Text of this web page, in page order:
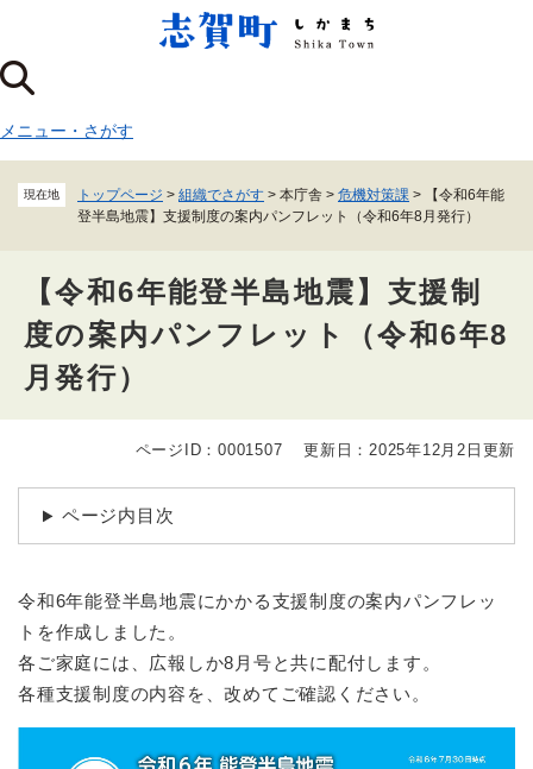
ジ
の
頭
で
メニューを飛ばして本文へ
メニュー ・ さがす
現在地 トップページ > 組織でさがす > 本庁舎 > 危機対策課 >
【令和6年能
登半島地震】支援制度の案内パンフレット（令和6年8月発行）
【令和6年能登半島地震】支援制
度の案内パンフレット（令和6年8
月発行）
文
ページID：0001507 更新日：2025年12月2日更新
ページ内目次
令和6年能登半島地震にかかる支援制度の案内パンフレッ
トを作成しました。
各ご家庭には、広報しか8月号と共に配付します。
各種支援制度の内容を、改めてご確認ください。